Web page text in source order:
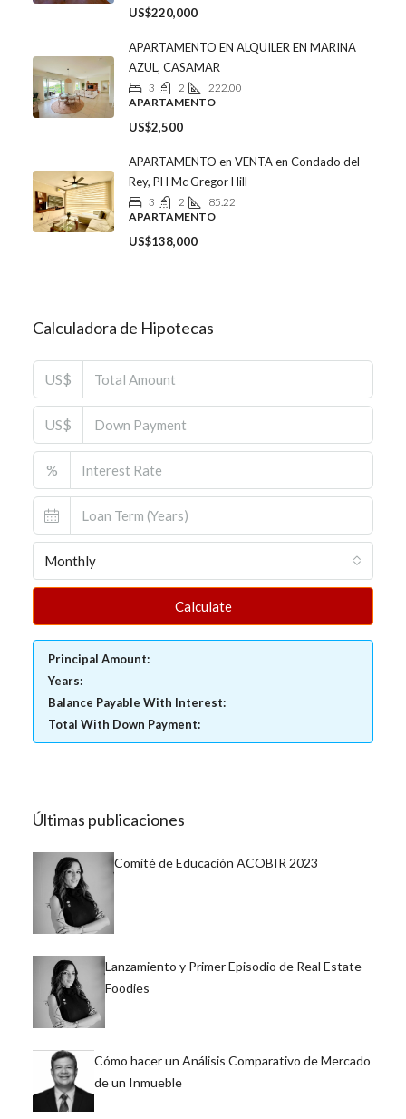
US$220,000
APARTAMENTO EN ALQUILER EN MARINA
AZUL, CASAMAR
3 2
222.00
APARTAMENTO
US$2,500
APARTAMENTO en VENTA en Condado del
Rey, PH Mc Gregor Hill
3 2
85.22
APARTAMENTO
US$138,000
Calculadora de Hipotecas
US$
US$
%
Monthly
Calculate
Principal Amount:
Years:
Balance Payable With Interest:
Total With Down Payment:
Últimas publicaciones
Comité de Educación ACOBIR 2023
Lanzamiento y Primer Episodio de Real Estate
Foodies
Cómo hacer un Análisis Comparativo de Mercado
de un Inmueble